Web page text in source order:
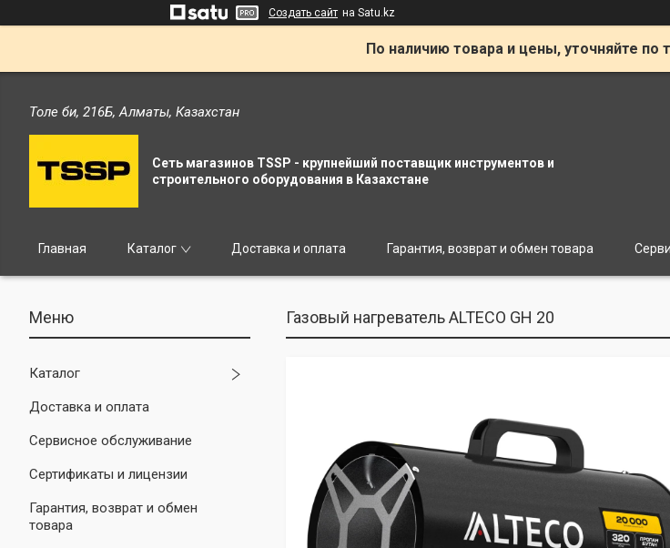
Создать сайт на Satu.kz
По наличию товара и цены, уточняйте по
Толе би, 216Б, Алматы, Казахстан
Сеть магазинов TSSP - крупнейший поставщик инструментов и
строительного оборудования в Казахстане
Главная Каталог Доставка и оплата Гарантия, возврат и обмен товара
Каталог
Доставка и оплата
Сервисное обслуживание
Сертификаты и лицензии
Гарантия, возврат и обмен
товара
Газовый нагреватель ALTECO GH 20